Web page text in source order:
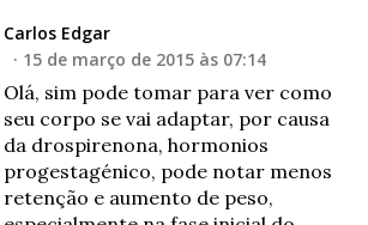
Carlos Edgar
15 de março de 2015 às 07:14
Olá, sim pode tomar para ver como
seu corpo se vai adaptar, por causa
da drospirenona, hormonios
progestagénico, pode notar menos
retenção e aumento de peso,